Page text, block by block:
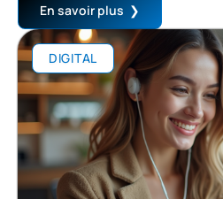
En savoir plus
DIGITAL